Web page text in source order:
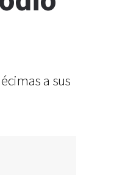
a sus